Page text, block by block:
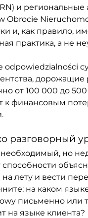
и
Obrocie
и, как правило,
практика, а не
odpowiedzialności
от 100 000 до 500
к финансовым
разговорный
но
лету и вести
на каком
письменно или
на языке клиента?